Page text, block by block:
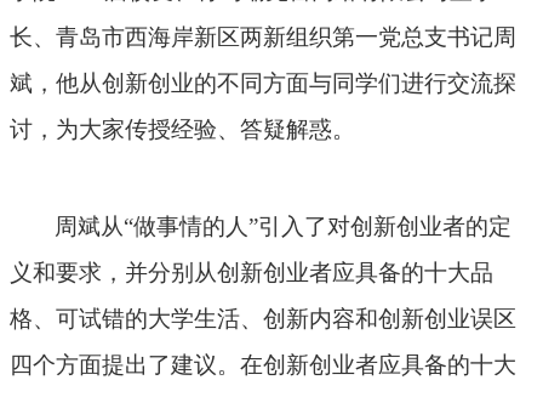
长、青岛市西海岸新区两新组织第一党总支书记周
斌，他从创新创业的不同方面与同学们进行交流探
讨，为大家传授经验、答疑解惑。
周斌从“做事情的人”引入了对创新创业者的定
义和要求，并分别从创新创业者应具备的十大品
格、可试错的大学生活、创新内容和创新创业误区
四个方面提出了建议。在创新创业者应具备的十大